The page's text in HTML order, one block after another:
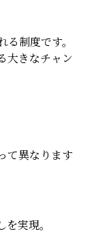
制度です。
大きなチャン
て異なります
実現。